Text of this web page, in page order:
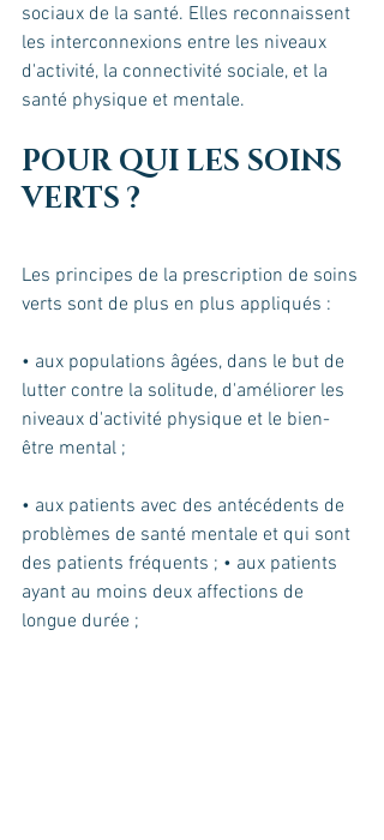
sociaux de la santé. Elles reconnaissent
les interconnexions entre les niveaux
d'activité, la connectivité sociale, et la
santé physique et mentale.
POUR QUI LES SOINS
VERTS ?
Les principes de la prescription de soins
verts sont de plus en plus appliqués :
• aux populations âgées, dans le but de
lutter contre la solitude, d'améliorer les
niveaux d'activité physique et le bien-
être mental ;
• aux patients avec des antécédents de
problèmes de santé mentale et qui sont
des patients fréquents ; • aux patients
ayant au moins deux affections de
longue durée ;